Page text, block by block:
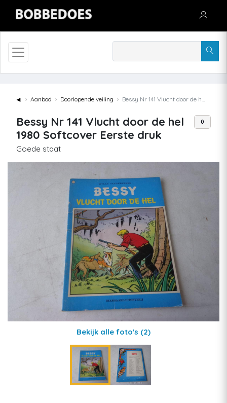
◄ Aanbod Doorlopende veiling Bessy Nr 141 Vlucht door de hel 1980 Softcover Eerste druk
Bessy Nr 141 Vlucht door de hel
1980 Softcover Eerste druk
Goede staat
0
Bekijk alle foto's (2)